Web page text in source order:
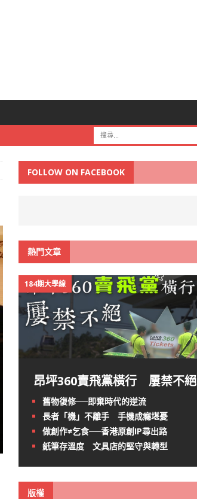
FOLLOW ON FACEBOOK
熱門文章
184期大學線
昂坪360賣飛黨橫行 屢禁不絕
舊物復修──即棄時代的逆流
長者「機」不離手 手機成癮堪憂
做創作≠乞食──香港原創IP尋出路
紙筆存溫度 文具店的堅守與轉型
版權